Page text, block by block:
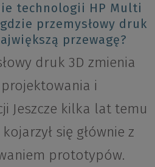
technologii HP Multi
przemysłowy druk
przewagę?
druk 3D zmienia
i
Jeszcze kilka lat temu
się głównie z
prototypów.